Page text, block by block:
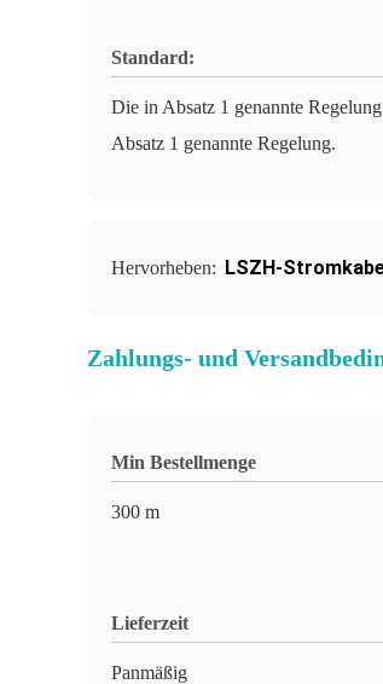
Standard:
Die in Absatz 1 genannte
Absatz 1 genannte Regelung.
Hervorheben: LSZH-
Zahlungs- und
Min Bestellmenge
300 m
Lieferzeit
Panmäßig